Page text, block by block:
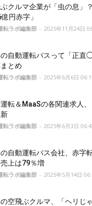
クルマ企業が「虫の息」
億円赤字」
転ラボ編集部 - 2025年11月24日
自動運転バスって「正
とめ
転ラボ編集部 - 2025年6月6日
転＆MaaSの各関連求人
転ラボ編集部 - 2025年6月3日
自動運転バス会社、赤
上は79％増
転ラボ編集部 - 2025年5月14日
空飛ぶクルマ、「ヘリじ